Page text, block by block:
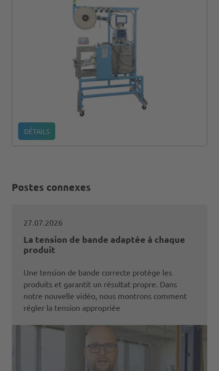
DÉTAILS
Postes connexes
27.07.2026
La tension de bande adaptée à chaque
produit
Une tension de bande correcte protège les
produits et garantit un résultat propre. Dans
notre nouvelle vidéo, nous montrons comment
régler la tension appropriée